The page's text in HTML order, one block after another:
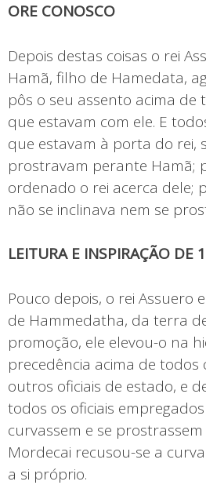
ORE CONOSCO
Depois destas coisas o rei
Hamã, filho de Hamedata,
pôs o seu assento acima de
que estavam com ele. E
que estavam à porta do rei,
prostravam perante Hamã;
ordenado o rei acerca dele;
não se inclinava nem se
LEITURA E INSPIRAÇÃO DE
Pouco depois, o rei Assuero
de Hammedatha, da terra
promoção, ele elevou-o na
precedência acima de todos
outros oficiais de estado, e
todos os oficiais
curvassem e se
Mordecai recusou-se a
a si próprio.